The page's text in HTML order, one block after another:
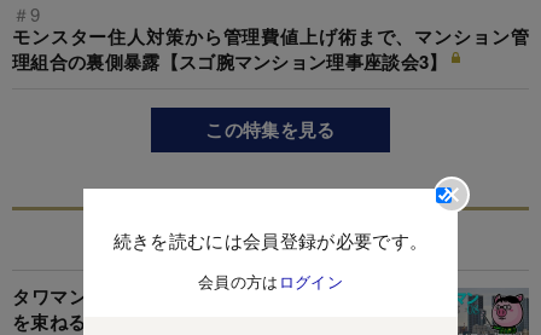
続きを読むには会員登録が必要です。
会員の方は ログイン
＃9
モンスター住人対策から管理費値上げ術まで、マンション管
理組合の裏側暴露【スゴ腕マンション理事座談会3】
この特集を見る
関連記事
タワマン管理のウソとホント、組合理事長180人
を束ねる“管理のドン”はるぶーが明かす